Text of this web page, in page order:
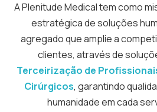
A Plenitude Medical tem como
estratégica de soluções
agregado que amplie a
clientes, através de
Terceirização de
Cirúrgicos, garantindo
humanidade em cada